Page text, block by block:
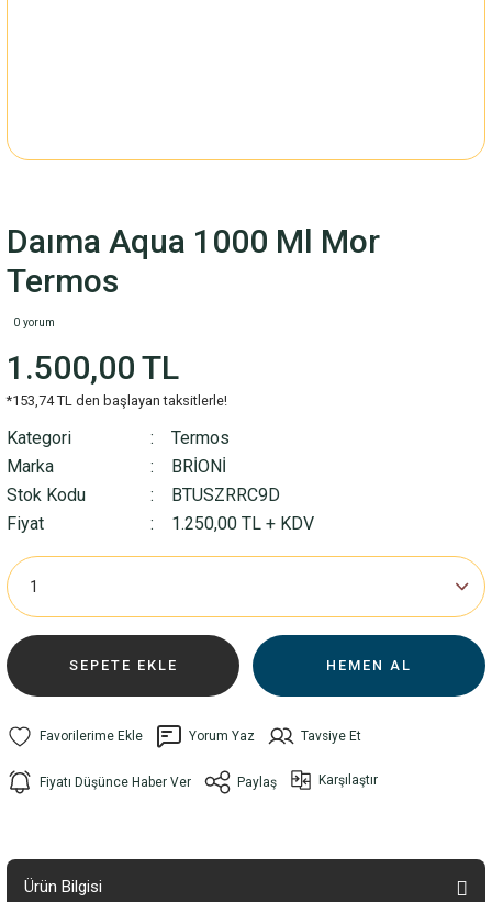
Daıma Aqua 1000 Ml Mor
Termos
0 yorum
1.500,00 TL
*153,74 TL den başlayan taksitlerle!
Kategori
Termos
Marka
BRİONİ
Stok Kodu
BTUSZRRC9D
Fiyat
1.250,00 TL + KDV
SEPETE EKLE HEMEN AL
Yorum Yaz Tavsiye Et
Fiyatı Düşünce Haber Ver Paylaş Karşılaştır
Ürün Bilgisi